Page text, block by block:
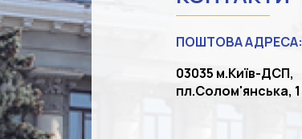
ПОШТОВА АДРЕСА:
03035 м.Київ-ДСП,
пл.Солом'янська, 1